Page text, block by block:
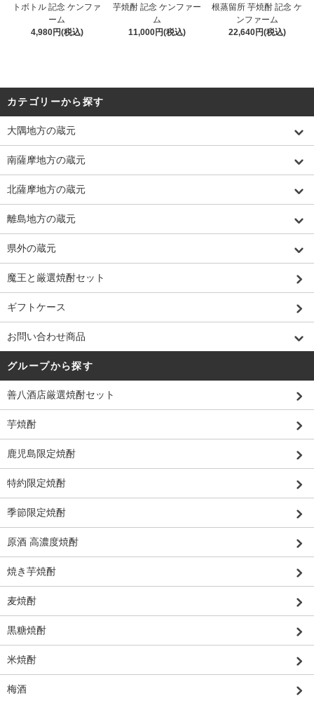
トボトル 記念 ケンファ
ーム
4,980円(税込)
芋焼酎 記念 ケンファー
ム
11,000円(税込)
根蒸留所 芋焼酎 記念 ケ
ンファーム
22,640円(税込)
カテゴリーから探す
大隅地方の蔵元
南薩摩地方の蔵元
北薩摩地方の蔵元
離島地方の蔵元
県外の蔵元
魔王と厳選焼酎セット
ギフトケース
お問い合わせ商品
グループから探す
善八酒店厳選焼酎セット
芋焼酎
鹿児島限定焼酎
特約限定焼酎
季節限定焼酎
原酒 高濃度焼酎
焼き芋焼酎
麦焼酎
黒糖焼酎
米焼酎
梅酒